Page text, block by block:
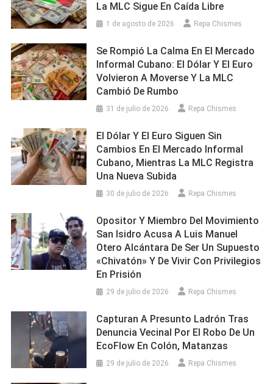
La MLC Sigue En Caída Libre
1 de agosto de 2026 Repa Chismes
Se Rompió La Calma En El Mercado
Informal Cubano: El Dólar Y El Euro
Volvieron A Moverse Y La MLC
Cambió De Rumbo
31 de julio de 2026 Repa Chismes
El Dólar Y El Euro Siguen Sin
Cambios En El Mercado Informal
Cubano, Mientras La MLC Registra
Una Nueva Subida
30 de julio de 2026 Repa Chismes
Opositor Y Miembro Del Movimiento
San Isidro Acusa A Luis Manuel
Otero Alcántara De Ser Un Supuesto
«chivatón» Y De Vivir Con Privilegios
En Prisión
29 de julio de 2026 Repa Chismes
Capturan A Presunto Ladrón Tras
Denuncia Vecinal Por El Robo De Un
EcoFlow En Colón, Matanzas
29 de julio de 2026 Repa Chismes